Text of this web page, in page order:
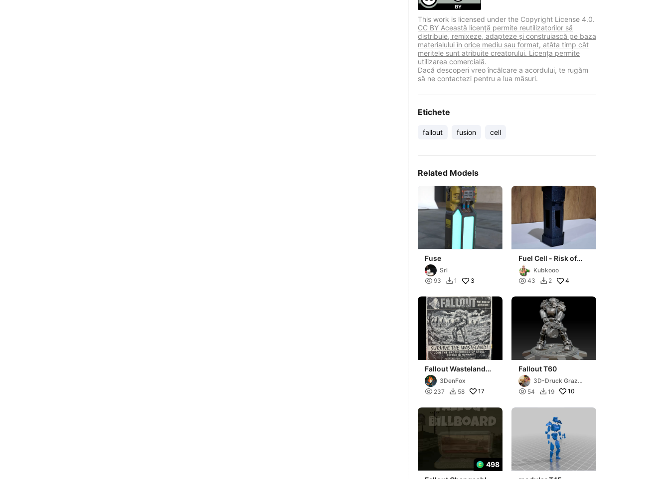
This work is licensed under the Copyright License 4.0.
CC BY Această licență permite reutilizatorilor să
distribuie, remixeze, adapteze și construiască pe baza
materialului în orice mediu sau format, atâta timp cât
meritele sunt atribuite creatorului. Licența permite
utilizarea comercială.
Dacă descoperi vreo încălcare a acordului, te rugăm
să ne contactezi pentru a lua măsuri.
Etichete
fallout fusion cell
Related Models
Fuse
Srl
 93  1 3
Fuel Cell - Risk of
Rain 2Kubkooo
 43  2 4
Fallout Wasteland
Hueforge 200x200
3DenFox
 237  58 17
Fallout T60
3D-Druck Graz
🇦🇹
 54  19 10
498